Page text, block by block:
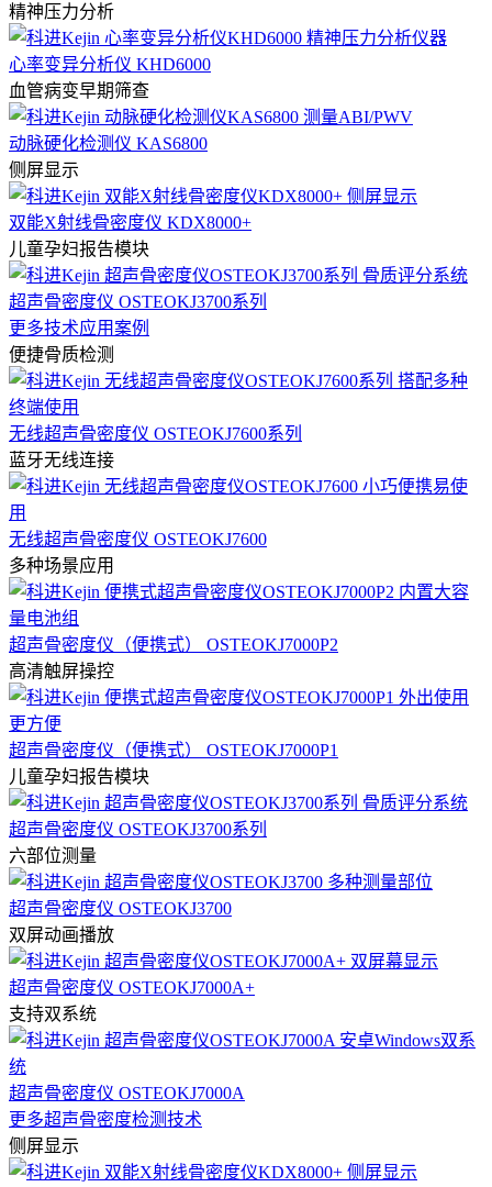
精神压力分析
心率变异分析仪 KHD6000
血管病变早期筛查
动脉硬化检测仪 KAS6800
侧屏显示
双能X射线骨密度仪 KDX8000+
儿童孕妇报告模块
超声骨密度仪 OSTEOKJ3700系列
更多技术应用案例
便捷骨质检测
无线超声骨密度仪 OSTEOKJ7600系列
蓝牙无线连接
无线超声骨密度仪 OSTEOKJ7600
多种场景应用
超声骨密度仪（便携式） OSTEOKJ7000P2
高清触屏操控
超声骨密度仪（便携式） OSTEOKJ7000P1
儿童孕妇报告模块
超声骨密度仪 OSTEOKJ3700系列
六部位测量
超声骨密度仪 OSTEOKJ3700
双屏动画播放
超声骨密度仪 OSTEOKJ7000A+
支持双系统
超声骨密度仪 OSTEOKJ7000A
更多超声骨密度检测技术
侧屏显示